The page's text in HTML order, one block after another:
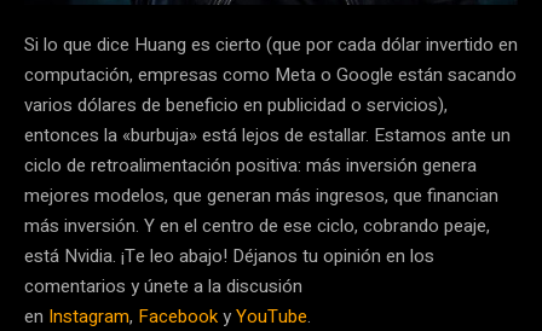
Si lo que dice Huang es cierto (que por cada dólar invertido en
computación, empresas como Meta o Google están sacando
varios dólares de beneficio en publicidad o servicios),
entonces la «burbuja» está lejos de estallar. Estamos ante un
ciclo de retroalimentación positiva: más inversión genera
mejores modelos, que generan más ingresos, que financian
más inversión. Y en el centro de ese ciclo, cobrando peaje,
está Nvidia. ¡Te leo abajo! Déjanos tu opinión en los
comentarios y únete a la discusión
en Instagram, FacebookyYouTube.